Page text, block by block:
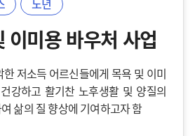
노년
이미용 바우처 사업
저소득 어르신들에게 목욕 및 이미
강하고 활기찬 노후생활 및 양질의
삶의 질 향상에 기여하고자 함